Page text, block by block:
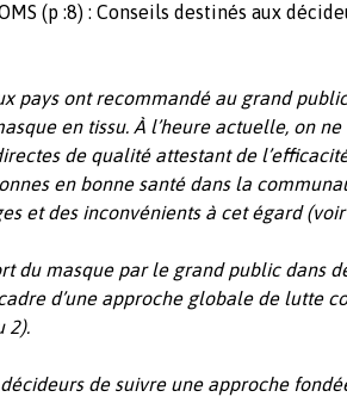
(p :8) : Conseils destinés aux
ont recommandé au grand public
en tissu. À l’heure actuelle, on
de qualité attestant de
en bonne santé dans la
et des inconvénients à cet égard(voir
du masque par le grand public dans
d’une approche globale de lutte
2).
décideurs de suivre une approche